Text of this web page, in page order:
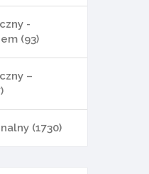
-
(93)
–
(1730)